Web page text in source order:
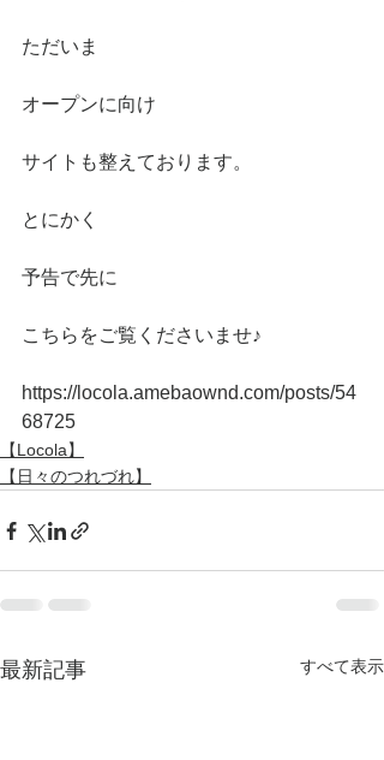
ただいま
オープンに向け
サイトも整えております。
とにかく
予告で先に
こちらをご覧くださいませ♪
https://locola.amebaownd.com/posts/54
68725
【Locola】
【日々のつれづれ】
最新記事 すべて表示